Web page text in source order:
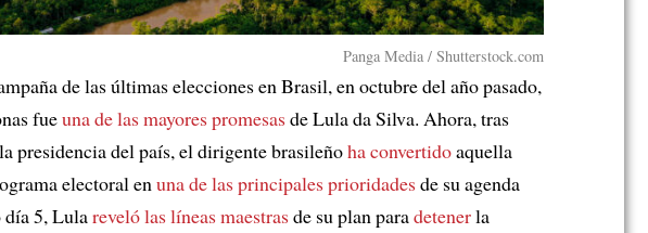
Panga Media / Shutterstock.com
de las últimas elecciones en Brasil, en octubre del año pasado,
fueuna de las mayores promesasde Lula da Silva. Ahora, tras
presidencia del país, el dirigente brasileñoha convertidoaquella
electoral en una de las principales prioridadesde su agenda
día 5, Lulareveló las líneas maestrasde su plan paradetenerla